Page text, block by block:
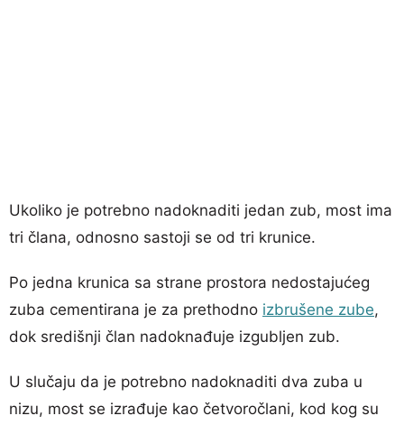
Ukoliko je potrebno nadoknaditi jedan zub, most ima
tri člana, odnosno sastoji se od tri krunice.
Po jedna krunica sa strane prostora nedostajućeg
zuba cementirana je za prethodno izbrušene zube,
dok središnji član nadoknađuje izgubljen zub.
U slučaju da je potrebno nadoknaditi dva zuba u
nizu, most se izrađuje kao četvoročlani, kod kog su